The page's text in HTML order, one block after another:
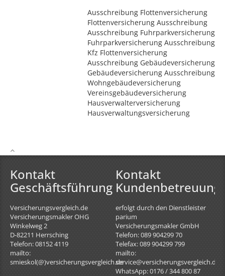
Ausschreibung Flottenversicherung
Flottenversicherung Ausschreibung
Ausschreibung Fuhrparkversicherung
Fuhrparkversicherung Ausschreibung
Kfz Flottenversicherung
Ausschreibung Gebäudeversicherung
Gebäudeversicherung Ausschreibung
Wohngebäudeversicherung
Vereinsgebäudeversicherung
Hausverwalterversicherung
Hausverwaltungsversicherung
Kontakt
Geschäftsführung
Versicherungsvergleich.de
Versicherungsmakler OHG
Winkelweg 2
D-82211 Herrsching
Telefon: 08152 4119
mailto:
smieskol(@)versicherungsvergleich.de
Kontakt
Kundenbetreuung
erfolgt durch den Dienstleister
parium
Versicherungsmakler GmbH
Telefon: 089 904299 70
Telefax: 089 904299 799
mailto:
service@versicherungsvergleich.de
WhatsApp: 0176 / 344 800 87